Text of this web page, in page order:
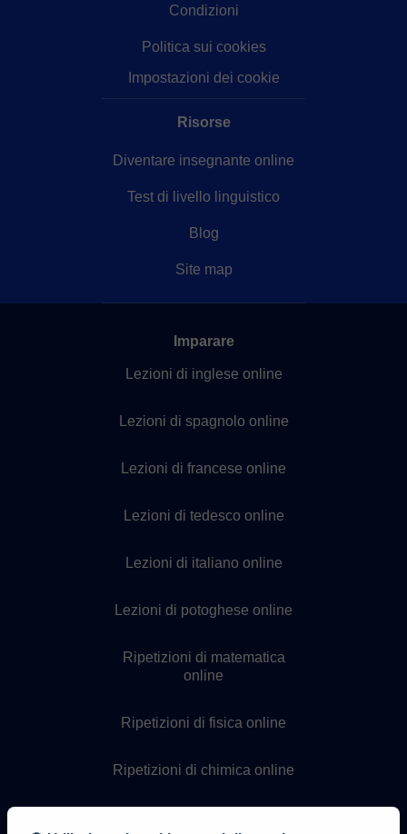
Condizioni
Politica sui cookies
Impostazioni dei cookie
Risorse
Diventare insegnante online
Test di livello linguistico
Blog
Site map
Imparare
Lezioni di inglese online
Lezioni di spagnolo online
Lezioni di francese online
Lezioni di tedesco online
Lezioni di italiano online
Lezioni di potoghese online
Ripetizioni di matematica
online
Ripetizioni di fisica online
Ripetizioni di chimica online